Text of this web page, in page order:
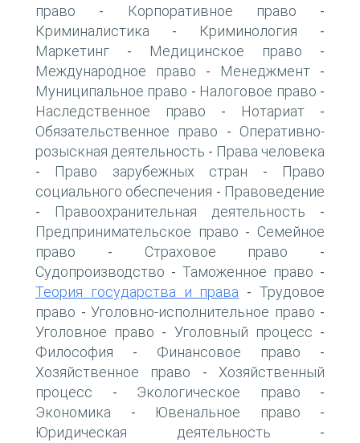
право - Корпоративное право -
Криминалистика - Криминология -
Маркетинг - Медицинское право -
Международное право - Менеджмент -
Муниципальное право - Налоговое право -
Наследственное право - Нотариат -
Обязательственное право - Оперативно-
розыскная деятельность - Права человека
- Право зарубежных стран -
Право
социального обеспечения - Правоведение
- Правоохранительная деятельность -
Предпринимательское право - Семейное
право - Страховое право -
Судопроизводство - Таможенное право -
Теория государства и права -Трудовое
право - Уголовно-исполнительное право -
Уголовное право - Уголовный процесс -
Философия - Финансовое право -
Хозяйственное право - Хозяйственный
процесс - Экологическое право -
Экономика - Ювенальное право -
Юридическая деятельность -